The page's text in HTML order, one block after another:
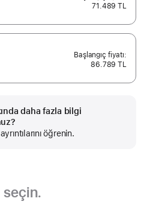
71.489 TL
86.789 TL
daha fazla bilgi
öğrenin.
seçin.